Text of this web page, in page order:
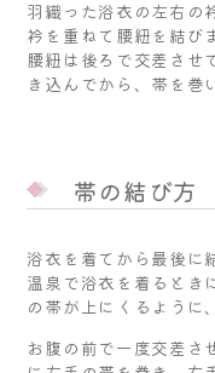
羽織った浴衣の左右の
衿を重ねて腰紐を結び
腰紐は後ろで交差させ
き込んでから、帯を巻
帯の結び方
浴衣を着てから最後に
温泉で浴衣を着るとき
の帯が上にくるように
お腹の前で一度交差さ